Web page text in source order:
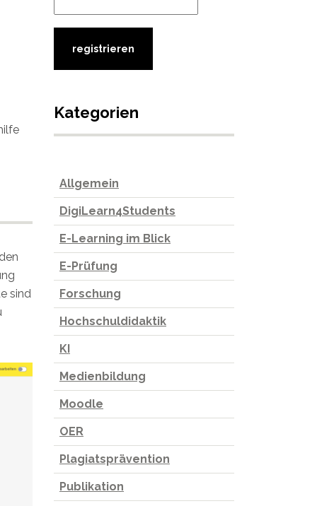
sind
Kategorien
Allgemein
DigiLearn4Students
E-Learning im Blick
E-Prüfung
Forschung
Hochschuldidaktik
KI
Medienbildung
Moodle
OER
Plagiatsprävention
Publikation